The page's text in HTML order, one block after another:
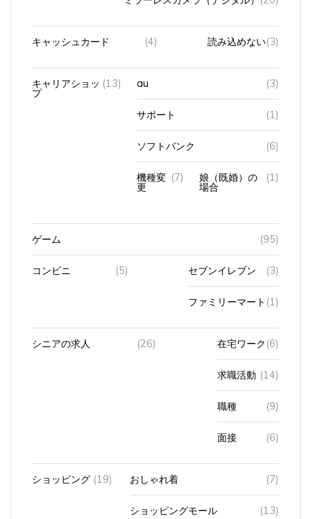
キャッシュカード (4) 読み込めない (3)
キャリアショッ
プ
(13) (3)
サポート (1)
ソフトバンク (6)
機種変
更
(7) 娘（既婚）の
場合
(1)
ゲーム (95)
コンビニ (5) セブンイレブン (3)
ファミリーマート (1)
シニアの求人 (26) 在宅ワーク (6)
求職活動 (14)
職種 (9)
面接 (6)
ショッピング (19) おしゃれ着 (7)
ショッピングモール (13)